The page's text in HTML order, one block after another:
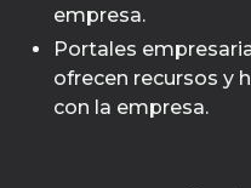
empresa.
Portales
ofrecen recursos y
con la empresa.